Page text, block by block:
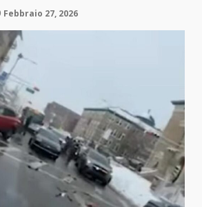
Febbraio 27, 2026